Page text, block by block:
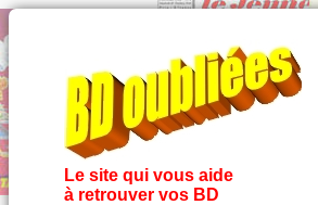
Le site qui vous aide
à retrouver vos BD